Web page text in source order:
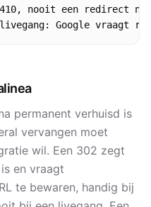
nooit een redirect
livegang: Google vraagt
permanent verhuisd is
vervangen moet
wil. Een 302 zegt
en vraagt
te bewaren, handig bij